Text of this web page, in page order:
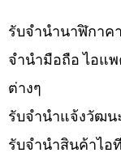
รับจำนำนาฬิกาค
จำนำมือถือ ไอแ
ต่างๆ
รับจํานําแจ้งวัฒน
รับจำนำสินค้าไอ